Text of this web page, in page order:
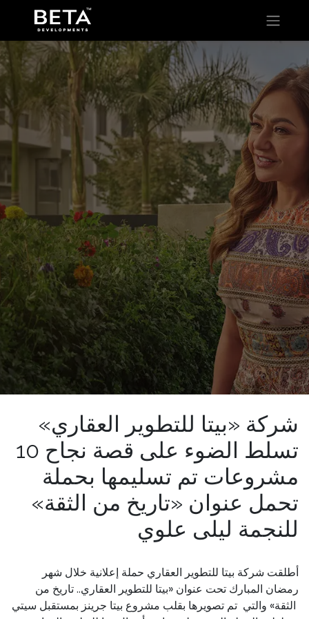
شركة «بيتا للتطوير العقاري»
تسلط الضوء على قصة نجاح 10
مشروعات تم تسليمها بحملة
تحمل عنوان «تاريخ من الثقة»
للنجمة ليلى علوي
أطلقت شركة بيتا للتطوير العقاري حملة إعلانية خلال شهر
رمضان المبارك تحت عنوان «بيتا للتطوير العقاري.. تاريخ من